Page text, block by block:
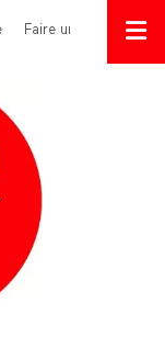
Faire un don